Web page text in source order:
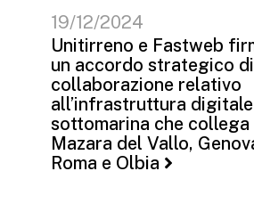
19/12/2024
Unitirreno e Fastweb
un accordo strategico di
collaborazione relativo
all’infrastruttura digitale
sottomarina che collega
Mazara del Vallo,
Roma e Olbia